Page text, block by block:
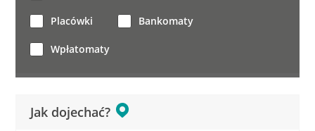
Jak dojechać?
Placówki Bankomaty
Wpłatomaty